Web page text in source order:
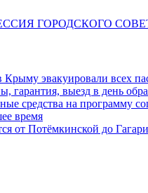
ГОРОДСКОГО
эвакуировали всех
гарантия, выезд в день
средства на программу
время
от Потёмкинской до